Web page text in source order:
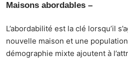
Maisons abordables –
L’abordabilité est la clé lorsqu’il
nouvelle maison et une
démographie mixte ajoutent à